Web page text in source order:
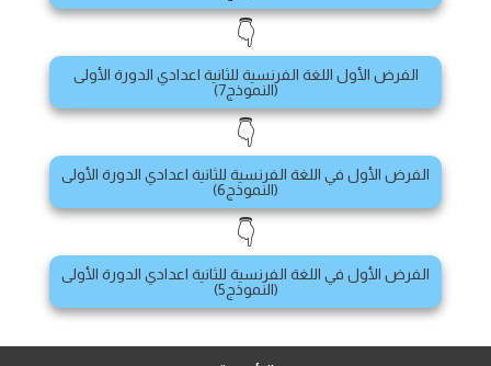
👇
الفرض الأول اللغة الفرنسية للثانية اعدادي الدورة الأولى
(النموذج7)
👇
الفرض الأول في اللغة الفرنسية للثانية اعدادي الدورة الأولى
(النموذج6)
👇
الفرض الأول في اللغة الفرنسية للثانية اعدادي الدورة الأولى
(النموذج5)